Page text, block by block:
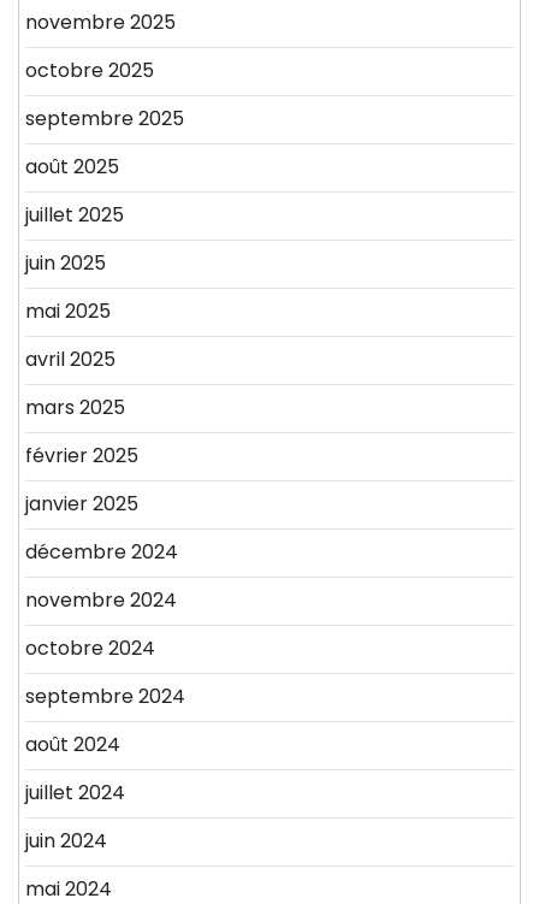
novembre 2025
octobre 2025
septembre 2025
août 2025
juillet 2025
juin 2025
mai 2025
avril 2025
mars 2025
février 2025
janvier 2025
décembre 2024
novembre 2024
octobre 2024
septembre 2024
août 2024
juillet 2024
juin 2024
mai 2024